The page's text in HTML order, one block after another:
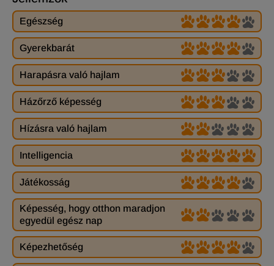
Egészség
Gyerekbarát
Harapásra való hajlam
Házőrző képesség
Hízásra való hajlam
Intelligencia
Játékosság
Képesség, hogy otthon maradjon
egyedül egész nap
Képezhetőség